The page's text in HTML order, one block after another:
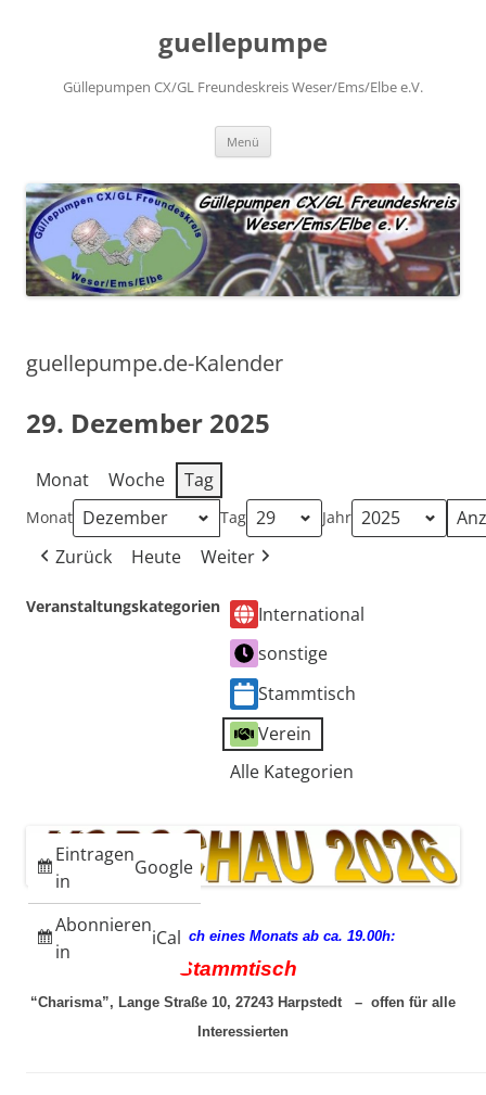
guellepumpe
Güllepumpen CX/GL Freundeskreis Weser/Ems/Elbe e.V.
Menü
guellepumpe.de-Kalender
29. Dezember 2025
Monat Woche Tag
Monat Tag Jahr
Zurück Heute Weiter
Veranstaltungskategorien
International
sonstige
Stammtisch
Verein
Alle Kategorien
Eintragen
in
Google
Abonnieren
in
iCal
jeden 3. Mittwoch eines Monats ab ca. 19.00h:
Stammtisch
“Charisma”, Lange Straße 10, 27243 Harpstedt – offen für alle
Interessierten